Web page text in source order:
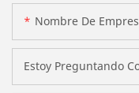
Nombre De
Estoy Preguntando